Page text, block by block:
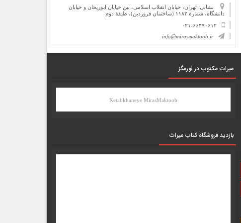
نشانی: تهران، خیابان انقلاب اسلامی، بین خیابان ابوریحان و خیابان
دانشگاه، شمارۀ ۱۱۸۲ (ساختمان فروردین)، طبقۀ دوم
۰۲۱-۶۶۴۹۰۶۱۲
info@mirasmaktoob.ir
میرات مکتوب در نورمگز
Ketabkhaneye MirasMaktoob
بازدید فروشگاه کتاب میراث